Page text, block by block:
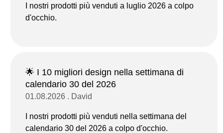
I nostri prodotti più venduti a luglio 2026 a colpo
d'occhio.
🌟 I 10 migliori design nella settimana di
calendario 30 del 2026
01.08.2026 . David
I nostri prodotti più venduti nella settimana del
calendario 30 del 2026 a colpo d'occhio.